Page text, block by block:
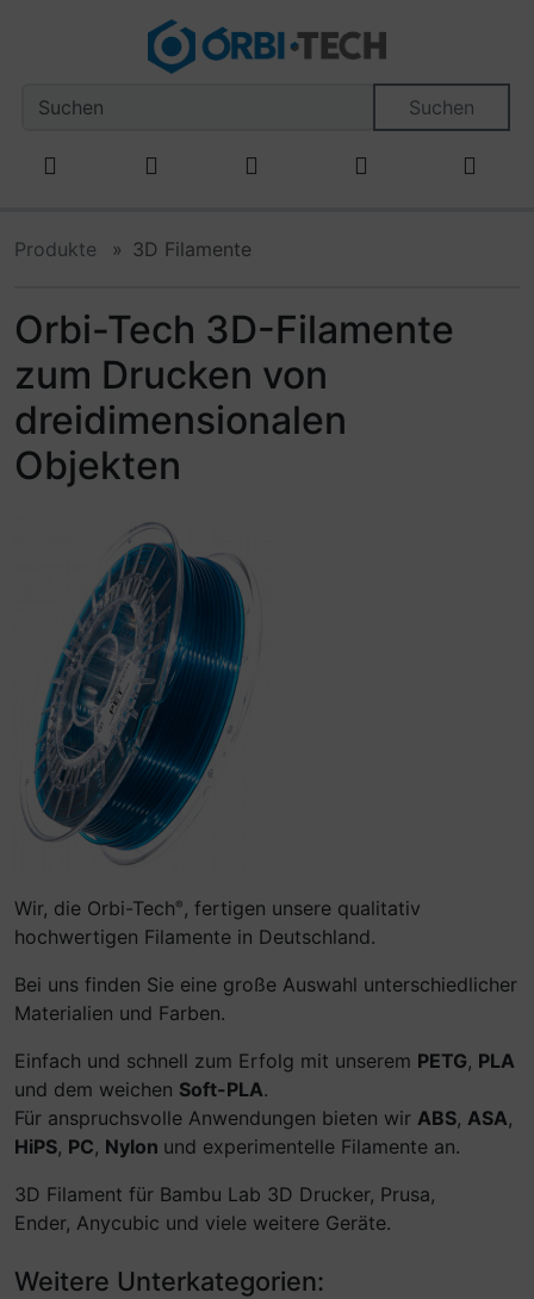
Sprungnavigation
Springe zum Inhalt Springe zur Navigation
Suchen
Produkte 3D Filamente
Orbi-Tech 3D-Filamente
zum Drucken von
dreidimensionalen
Objekten
Wir, die Orbi-Tech®, fertigen unsere qualitativ
hochwertigen Filamente in Deutschland.
Bei uns finden Sie eine große Auswahl unterschiedlicher
Materialien und Farben.
Einfach und schnell zum Erfolg mit unserem PETG, PLA
und dem weichen Soft-PLA.
Für anspruchsvolle Anwendungen bieten wir ABS, ASA,
HiPS, PC, Nylon und experimentelle Filamente an.
3D Filament für Bambu Lab 3D Drucker, Prusa,
Ender, Anycubic und viele weitere Geräte.
Weitere Unterkategorien: